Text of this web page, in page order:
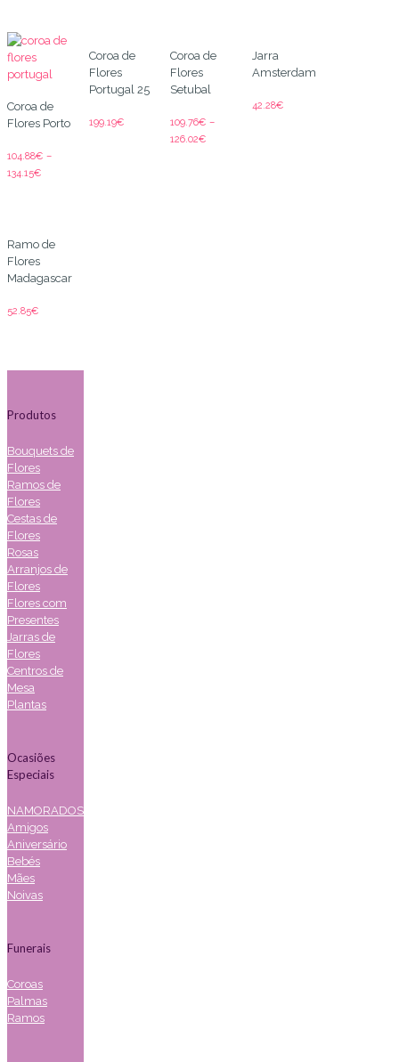
Coroa de
Flores Porto
104.88€ –
134.15€
Coroa de
Flores
Portugal 25
199.19€
Coroa de
Flores
Setubal
109.76€ –
126.02€
Jarra
Amsterdam
42.28€
Ramo de
Flores
Madagascar
52.85€
Produtos
Bouquets de
Flores
Ramos de
Flores
Cestas de
Flores
Rosas
Arranjos de
Flores
Flores com
Presentes
Jarras de
Flores
Centros de
Mesa
Plantas
Ocasiões
Especiais
NAMORADOS
Amigos
Aniversário
Bebés
Mães
Noivas
Funerais
Coroas
Palmas
Ramos